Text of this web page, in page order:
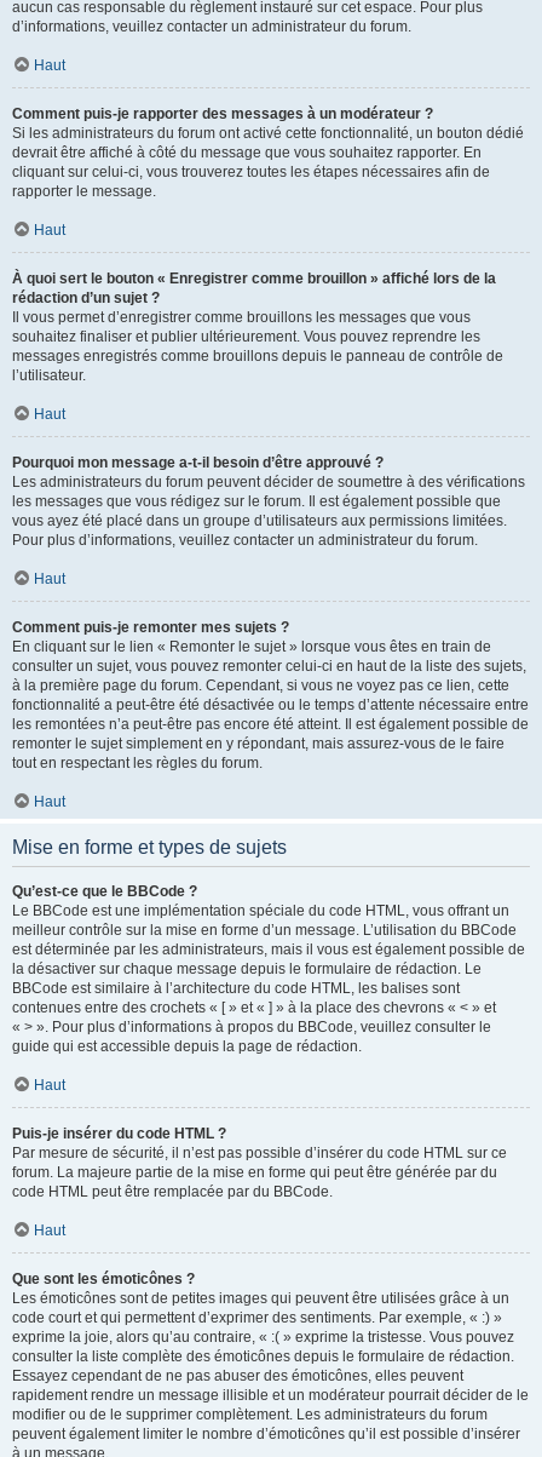
aucun cas responsable du règlement instauré sur cet espace. Pour plus
d’informations, veuillez contacter un administrateur du forum.
Haut
Comment puis-je rapporter des messages à un modérateur ?
Si les administrateurs du forum ont activé cette fonctionnalité, un bouton dédié
devrait être affiché à côté du message que vous souhaitez rapporter. En
cliquant sur celui-ci, vous trouverez toutes les étapes nécessaires afin de
rapporter le message.
Haut
À quoi sert le bouton « Enregistrer comme brouillon » affiché lors de la
rédaction d’un sujet ?
Il vous permet d’enregistrer comme brouillons les messages que vous
souhaitez finaliser et publier ultérieurement. Vous pouvez reprendre les
messages enregistrés comme brouillons depuis le panneau de contrôle de
l’utilisateur.
Haut
Pourquoi mon message a-t-il besoin d’être approuvé ?
Les administrateurs du forum peuvent décider de soumettre à des vérifications
les messages que vous rédigez sur le forum. Il est également possible que
vous ayez été placé dans un groupe d’utilisateurs aux permissions limitées.
Pour plus d’informations, veuillez contacter un administrateur du forum.
Haut
Comment puis-je remonter mes sujets ?
En cliquant sur le lien « Remonter le sujet » lorsque vous êtes en train de
consulter un sujet, vous pouvez remonter celui-ci en haut de la liste des sujets,
à la première page du forum. Cependant, si vous ne voyez pas ce lien, cette
fonctionnalité a peut-être été désactivée ou le temps d’attente nécessaire entre
les remontées n’a peut-être pas encore été atteint. Il est également possible de
remonter le sujet simplement en y répondant, mais assurez-vous de le faire
tout en respectant les règles du forum.
Haut
Mise en forme et types de sujets
Qu’est-ce que le BBCode ?
Le BBCode est une implémentation spéciale du code HTML, vous offrant un
meilleur contrôle sur la mise en forme d’un message. L’utilisation du BBCode
est déterminée par les administrateurs, mais il vous est également possible de
la désactiver sur chaque message depuis le formulaire de rédaction. Le
BBCode est similaire à l’architecture du code HTML, les balises sont
contenues entre des crochets « [ » et « ] » à la place des chevrons « < » et
« > ». Pour plus d’informations à propos du BBCode, veuillez consulter le
guide qui est accessible depuis la page de rédaction.
Haut
Puis-je insérer du code HTML ?
Par mesure de sécurité, il n’est pas possible d’insérer du code HTML sur ce
forum. La majeure partie de la mise en forme qui peut être générée par du
code HTML peut être remplacée par du BBCode.
Haut
Que sont les émoticônes ?
Les émoticônes sont de petites images qui peuvent être utilisées grâce à un
code court et qui permettent d’exprimer des sentiments. Par exemple, « :) »
exprime la joie, alors qu’au contraire, « :( » exprime la tristesse. Vous pouvez
consulter la liste complète des émoticônes depuis le formulaire de rédaction.
Essayez cependant de ne pas abuser des émoticônes, elles peuvent
rapidement rendre un message illisible et un modérateur pourrait décider de le
modifier ou de le supprimer complètement. Les administrateurs du forum
peuvent également limiter le nombre d’émoticônes qu’il est possible d’insérer